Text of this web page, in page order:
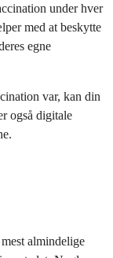
under hver
med at beskytte
egne
var, kan din
også digitale
almindelige